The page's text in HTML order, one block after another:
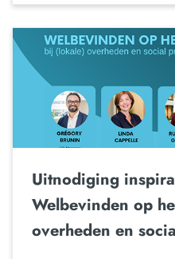
Uitnodiging
Welbevinden op
overheden en